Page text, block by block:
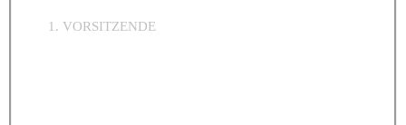
1. VORSITZENDE